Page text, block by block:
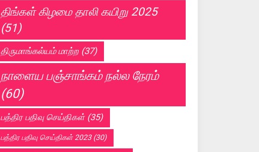
திங்கள் கிழமை தாலி கயிறு 2025
(51)
திருமாங்கல்யம் மாற்ற (37)
நாளைய பஞ்சாங்கம் நல்ல நேரம்
(60)
பத்திர பதிவு செய்திகள்(35)
பத்திர பதிவு செய்திகள் 2023(30)